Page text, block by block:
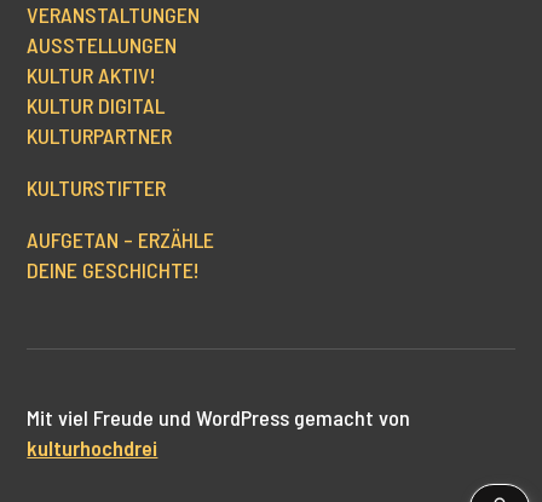
VERANSTALTUNGEN
AUSSTELLUNGEN
KULTUR AKTIV!
KULTUR DIGITAL
KULTURPARTNER
KULTURSTIFTER
AUFGETAN – ERZÄHLE
DEINE GESCHICHTE!
Mit viel Freude und WordPress gemacht von
kulturhochdrei